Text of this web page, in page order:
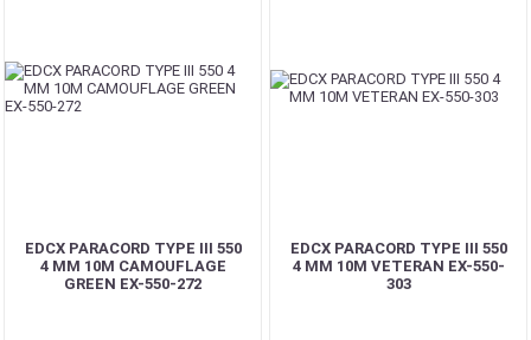
EDCX PARACORD TYPE III 550
4 ММ 10М CAMOUFLAGE
GREEN EX-550-272
EDCX PARACORD TYPE III 550
4 ММ 10М VETERAN EX-550-
303